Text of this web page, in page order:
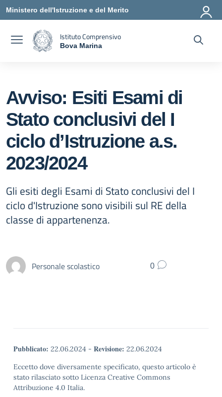
Ministero dell'Istruzione e del Merito
Istituto Comprensivo
Bova Marina
Avviso: Esiti Esami di
Stato conclusivi del I
ciclo d’Istruzione a.s.
2023/2024
Gli esiti degli Esami di Stato conclusivi del I
ciclo d'Istruzione sono visibili sul RE della
classe di appartenenza.
Personale scolastico 0
Pubblicato: 22.06.2024 - Revisione: 22.06.2024
Eccetto dove diversamente specificato, questo articolo è
stato rilasciato sotto Licenza Creative Commons
Attribuzione 4.0 Italia.